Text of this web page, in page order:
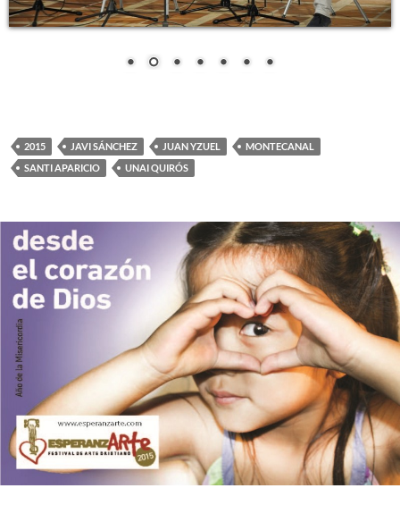
2015 JAVI SÁNCHEZ JUAN YZUEL
MONTECANAL
SANTI APARICIO
UNAI QUIRÓS